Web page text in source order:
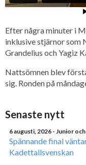
Efter några minuter i
inklusive stjärnor
Grandelius och Yagiz
Nattsömnen blev
sig. Ronden på
Senaste nytt
6 augusti, 2026 - Junior
Spännande final
Kadettallsvenskan